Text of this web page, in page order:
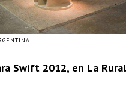
Swift 2012, en La Rural